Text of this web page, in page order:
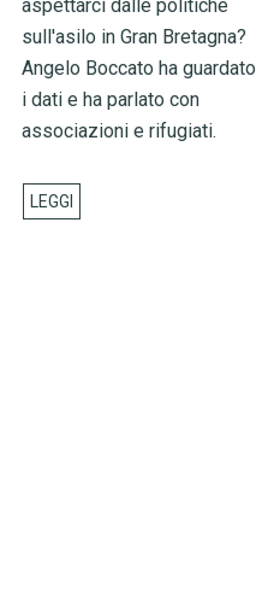
aspettarci dalle politiche
sull'asilo in Gran Bretagna?
Angelo Boccato ha guardato
i dati e ha parlato con
associazioni e rifugiati.